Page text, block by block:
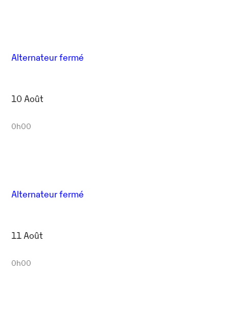
Alternateur fermé
10 Août
0h00
Alternateur fermé
11 Août
0h00